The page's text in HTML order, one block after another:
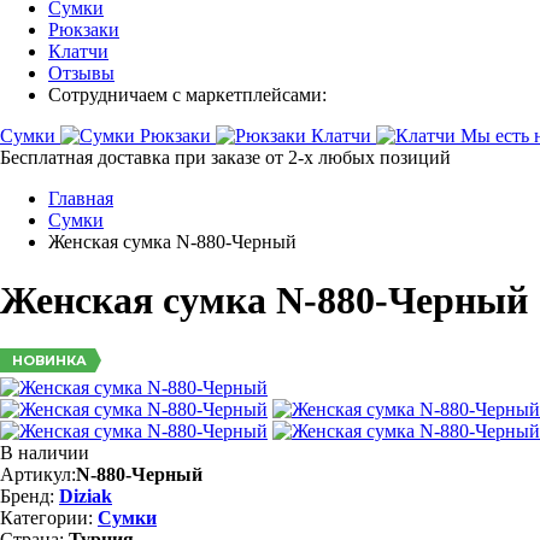
Сумки
Рюкзаки
Клатчи
Отзывы
Сотрудничаем с маркетплейсами:
Сумки
Рюкзаки Клатчи
Мы есть
Бесплатная доставка при заказе от 2-х любых позиций
Главная
Сумки
Женская сумка N-880-Черный
Женская сумка N-880-Черный
НОВИНКА
В наличии
Артикул:N-880-Черный
Бренд: Diziak
Категории: Сумки